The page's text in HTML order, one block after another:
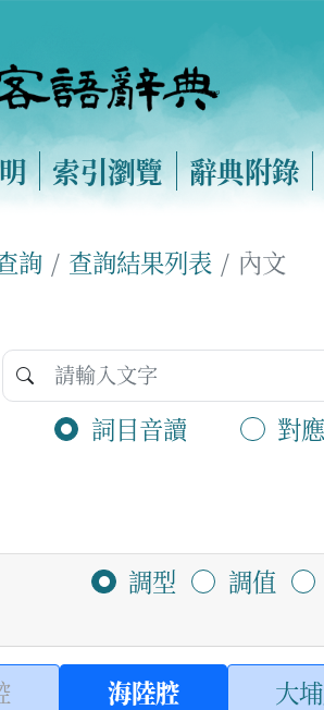
索引瀏覽 辭典附錄
詢 查詢結果列表 內文
詞目音讀 對
調型 調值
海陸腔 大